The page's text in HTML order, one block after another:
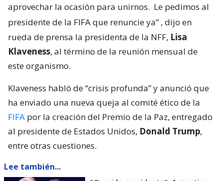
aprovechar la ocasión para unirnos. Le pedimos al
presidente de la FIFA que renuncie ya” , dijo en
rueda de prensa la presidenta de la NFF, Lisa
Klaveness, al término de la reunión mensual de
este organismo.
Klaveness habló de “crisis profunda” y anunció que
ha enviado una nueva queja al comité ético de la
FIFA por la creación del Premio de la Paz, entregado
al presidente de Estados Unidos, Donald Trump,
entre otras cuestiones.
Lee también...